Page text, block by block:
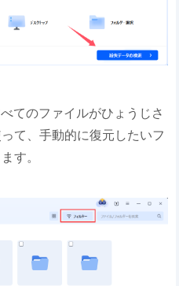
てのファイルがひょうじさ
て、手動的に復元したいフ
す。